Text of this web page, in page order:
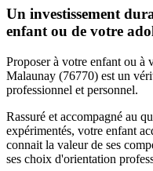
Un investissement
enfant ou de votre
Proposer à votre enfant ou à
Malaunay (76770) est un
professionnel et personnel.
Rassuré et accompagné au
expérimentés, votre enfant
connait la valeur de ses
ses choix d'orientation